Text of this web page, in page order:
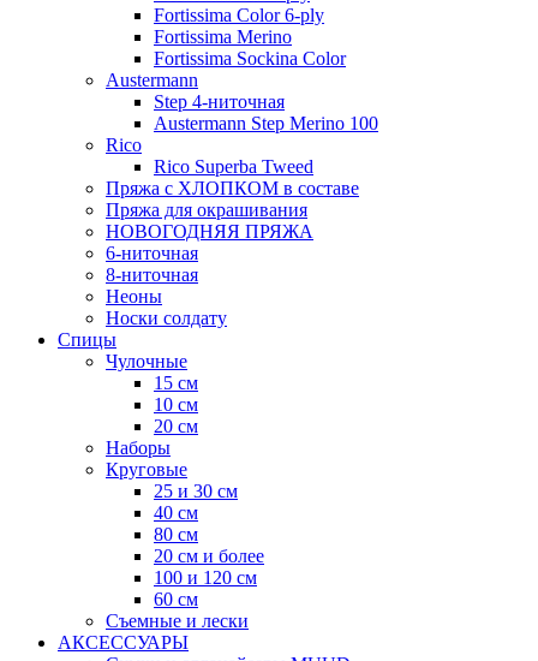
Fortissima Color 6-ply
Fortissima Merino
Fortissima Sockina Color
Austermann
Step 4-ниточная
Austermann Step Merino 100
Rico
Rico Superba Tweed
Пряжа с ХЛОПКОМ в составе
Пряжа для окрашивания
НОВОГОДНЯЯ ПРЯЖА
6-ниточная
8-ниточная
Неоны
Носки солдату
Спицы
Чулочные
15 см
10 см
20 см
Наборы
Круговые
25 и 30 см
40 см
80 см
20 см и более
100 и 120 см
60 см
Съемные и лески
АКСЕССУАРЫ